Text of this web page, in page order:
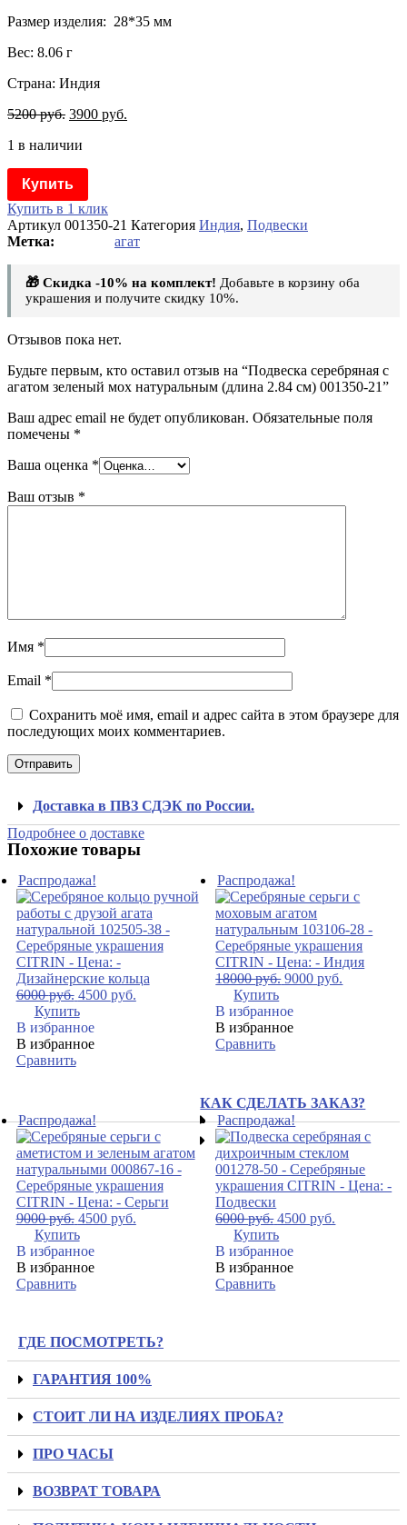
Размер изделия: 28*35 мм
Вес: 8.06 г
Страна: Индия
5200руб. 3900 руб.
1 в наличии
Купить
Купить в 1 клик
Артикул 001350-21 Категория Индия, Подвески
агат
🎁 Скидка -10% на комплект! Добавьте в корзину оба
украшения и получите скидку 10%.
Отзывов пока нет.
Будьте первым, кто оставил отзыв на “Подвеска серебряная c
агатом зеленый мох натуральным (длина 2.84 см) 001350-21”
Ваш адрес email не будет опубликован. Обязательные поля
помечены *
Ваша оценка *
Ваш отзыв *
Имя *
Email *
Сохранить моё имя, email и адрес сайта в этом браузере для
последующих моих комментариев.
Доставка в ПВЗ СДЭК по России.
Подробнее о доставке
Похожие товары
Распродажа!
6000руб. 4500 руб.
Купить
В избранное
В избранное
Сравнить
Распродажа!
18000руб. 9000руб.
Купить
В избранное
В избранное
Сравнить
Распродажа!
9000руб. 4500 руб.
Купить
В избранное
В избранное
Сравнить
Распродажа!
6000руб. 4500руб.
Купить
В избранное
В избранное
Сравнить
КАК СДЕЛАТЬ ЗАКАЗ?
ГДЕ ПОСМОТРЕТЬ?
ГАРАНТИЯ 100%
СТОИТ ЛИ НА ИЗДЕЛИЯХ ПРОБА?
ПРО ЧАСЫ
ВОЗВРАТ ТОВАРА